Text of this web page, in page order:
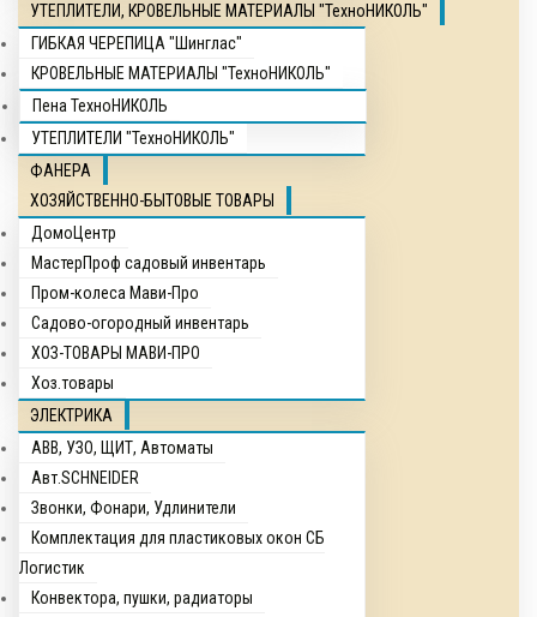
УТЕПЛИТЕЛИ, КРОВЕЛЬНЫЕ МАТЕРИАЛЫ "ТехноНИКОЛЬ"
ГИБКАЯ ЧЕРЕПИЦА "Шинглас"
КРОВЕЛЬНЫЕ МАТЕРИАЛЫ "ТехноНИКОЛЬ"
Пена ТехноНИКОЛЬ
УТЕПЛИТЕЛИ "ТехноНИКОЛЬ"
ФАНЕРА
ХОЗЯЙСТВЕННО-БЫТОВЫЕ ТОВАРЫ
ДомоЦентр
МастерПроф садовый инвентарь
Пром-колеса Мави-Про
Садово-огородный инвентарь
ХОЗ-ТОВАРЫ МАВИ-ПРО
Хоз.товары
ЭЛЕКТРИКА
ABB, УЗО, ЩИТ, Автоматы
Авт.SCHNEIDER
Звонки, Фонари, Удлинители
Комплектация для пластиковых окон СБ
Логистик
Конвектора, пушки, радиаторы